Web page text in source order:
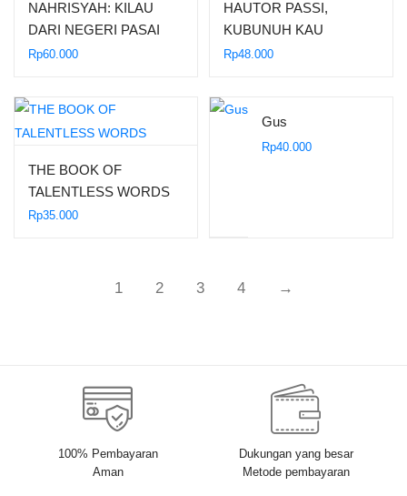
NAHRISYAH: KILAU
DARI NEGERI PASAI
Rp60.000
HAUTOR PASSI,
KUBUNUH KAU
Rp48.000
THE BOOK OF
TALENTLESS WORDS
Rp35.000
Gus
Rp40.000
1 2 3 4 →
100% Pembayaran
Aman
Dukungan yang besar
Metode pembayaran